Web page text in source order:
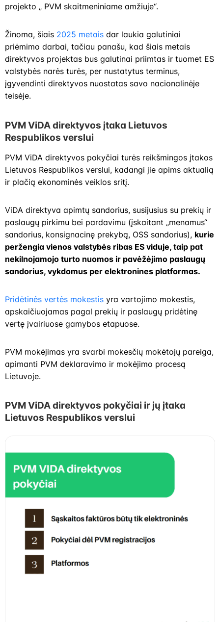
projekto „ PVM skaitmeniniame amžiuje“.
Žinoma, šiais 2025 metais dar laukia galutiniai
priėmimo darbai, tačiau panašu, kad šiais metais
direktyvos projektas bus galutinai priimtas ir tuomet ES
valstybės narės turės, per nustatytus terminus,
įgyvendinti direktyvos nuostatas savo nacionalinėje
teisėje.
PVM ViDA direktyvos įtaka Lietuvos
Respublikos verslui
PVM ViDA direktyvos pokyčiai turės reikšmingos įtakos
Lietuvos Respublikos verslui, kadangi jie apims aktualią
ir plačią ekonominės veiklos sritį.
ViDA direktyva apimtų sandorius, susijusius su prekių ir
paslaugų pirkimu bei pardavimu (įskaitant „menamus“
sandorius, konsignacinę prekybą, OSS sandorius), kurie
peržengia vienos valstybės ribas ES viduje, taip pat
nekilnojamojo turto nuomos ir pavėžėjimo paslaugų
sandorius, vykdomus per elektronines platformas.
Pridėtinės vertės mokestis yra vartojimo mokestis,
apskaičiuojamas pagal prekių ir paslaugų pridėtinę
vertę įvairiuose gamybos etapuose.
PVM mokėjimas yra svarbi mokesčių mokėtojų pareiga,
apimanti PVM deklaravimo ir mokėjimo procesą
Lietuvoje.
PVM ViDA direktyvos pokyčiai ir jų įtaka
Lietuvos Respublikos verslui